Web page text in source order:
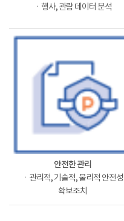
ㆍ행사, 관람 데이터 분석
안전한 관리
ㆍ관리적, 기술적, 물리적 안전성
확보조치